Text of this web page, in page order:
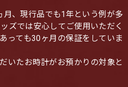
月、現行品でも1年という例が多
ズでは安心してご使用いただく
っても30ヶ月の保証をしていま
いたお時計がお預かりの対象と